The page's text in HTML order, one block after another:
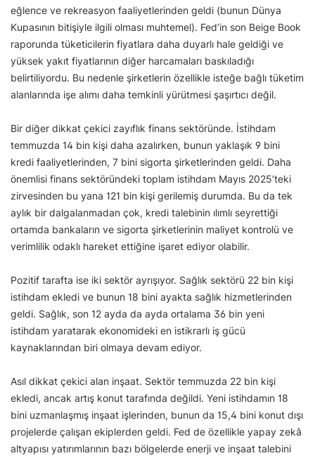
eğlence ve rekreasyon faaliyetlerinden geldi (bunun Dünya
Kupasının bitişiyle ilgili olması muhtemel). Fed’in son Beige Book
raporunda tüketicilerin fiyatlara daha duyarlı hale geldiği ve
yüksek yakıt fiyatlarının diğer harcamaları baskıladığı
belirtiliyordu. Bu nedenle şirketlerin özellikle isteğe bağlı tüketim
alanlarında işe alımı daha temkinli yürütmesi şaşırtıcı değil.
Bir diğer dikkat çekici zayıflık finans sektöründe. İstihdam
temmuzda 14 bin kişi daha azalırken, bunun yaklaşık 9 bini
kredi faaliyetlerinden, 7 bini sigorta şirketlerinden geldi. Daha
önemlisi finans sektöründeki toplam istihdam Mayıs 2025’teki
zirvesinden bu yana 121 bin kişi gerilemiş durumda. Bu da tek
aylık bir dalgalanmadan çok, kredi talebinin ılımlı seyrettiği
ortamda bankaların ve sigorta şirketlerinin maliyet kontrolü ve
verimlilik odaklı hareket ettiğine işaret ediyor olabilir.
Pozitif tarafta ise iki sektör ayrışıyor. Sağlık sektörü 22 bin kişi
istihdam ekledi ve bunun 18 bini ayakta sağlık hizmetlerinden
geldi. Sağlık, son 12 ayda da ayda ortalama 36 bin yeni
istihdam yaratarak ekonomideki en istikrarlı iş gücü
kaynaklarından biri olmaya devam ediyor.
Asıl dikkat çekici alan inşaat. Sektör temmuzda 22 bin kişi
ekledi, ancak artış konut tarafında değildi. Yeni istihdamın 18
bini uzmanlaşmış inşaat işlerinden, bunun da 15,4 bini konut dışı
projelerde çalışan ekiplerden geldi. Fed de özellikle yapay zekâ
altyapısı yatırımlarının bazı bölgelerde enerji ve inşaat talebini